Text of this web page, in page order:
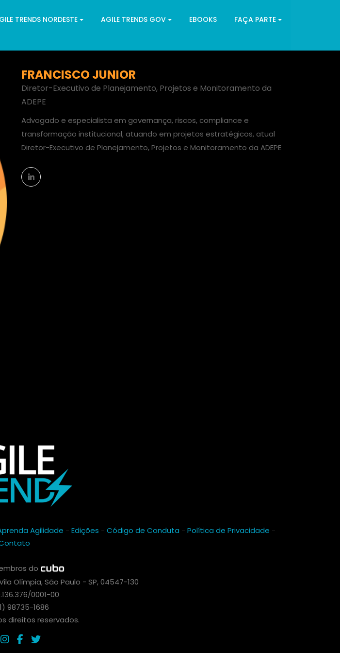
TRENDS NORDESTE AGILE TRENDS GOV EBOOKS FAÇA PARTE
FRANCISCO JUNIOR
Diretor-Executivo de Planejamento, Projetos e Monitoramento da
ADEPE
Advogado e especialista em governança, riscos, compliance e
transformação institucional, atuando em projetos estratégicos, atual
Diretor-Executivo de Planejamento, Projetos e Monitoramento da ADEPE
Agilidade - Edições - Código de Conduta - Política de Privacidade -
do
Olímpia, São Paulo - SP, 04547-130
0001-00
98735-1686
direitos reservados.